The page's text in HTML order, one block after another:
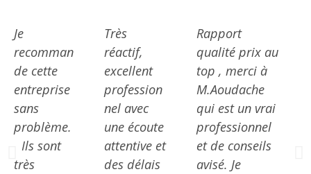
Je
recomman
de cette
entreprise
sans
problème.
Ils sont
très
Très
réactif,
excellent
profession
nel avec
une écoute
attentive et
des délais
Rapport
qualité prix au
top , merci à
M.Aoudache
qui est un vrai
professionnel
et de conseils
avisé. Je